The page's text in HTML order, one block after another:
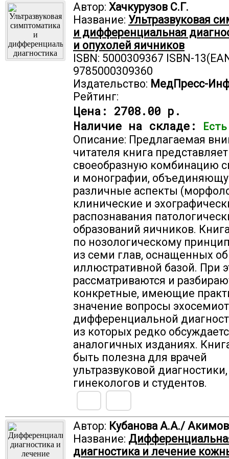
Автор: Хачкурузов С.Г.
Название: Ультразвуковая
и дифференциальная
и опухолей яичников
ISBN: 5000309367 ISBN-
9785000309360
Издательство: МедПресс-
Рейтинг:
Цена: 2708.00 р.
Наличие на складе:
Есть
Описание: Предлагаемая
читателя книга
своеобразную комбинацию
и монографии,
различные аспекты
клинические и
распознавания
образований яичников.
по нозологическому
из семи глав, оснащенных
иллюстративной базой. При
рассматриваются и
конкретные, имеющие
значение вопросы
дифференциальной
из которых редко
аналогичных изданиях.
быть полезна для врачей
ультразвуковой диагностики,
гинекологов и студентов.
Автор: Кубанова А.А./
Название:
диагностика и лечение